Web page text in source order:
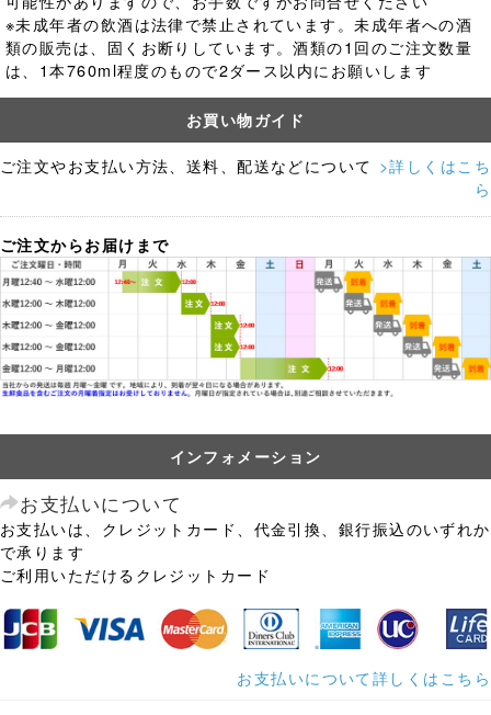
※未成年者の飲酒は法律で禁止されています。未成年者への酒
類の販売は、固くお断りしています。酒類の1回のご注文数量
は、1本760ml程度のもので2ダース以内にお願いします
お買い物ガイド
ご注文やお支払い方法、送料、配送などについて >詳しくはこち
ら
ご注文からお届けまで
インフォメーション
お支払いについて
お支払いは、クレジットカード、代金引換、銀行振込のいずれか
で承ります
ご利用いただけるクレジットカード
お支払いについて詳しくはこちら